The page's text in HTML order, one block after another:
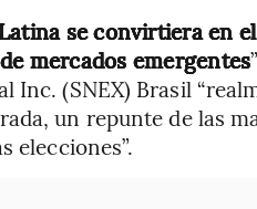
se convirtiera en
mercados emergentes
Inc. (SNEX) Brasil
un repunte de las
elecciones”.